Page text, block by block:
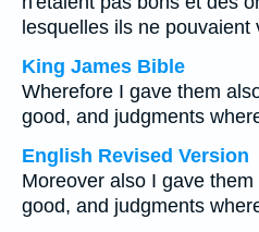
lesquelles ils ne pouvaient
King James Bible
Wherefore I gave them
good, and judgments
English Revised Version
Moreover also I gave
good, and judgments